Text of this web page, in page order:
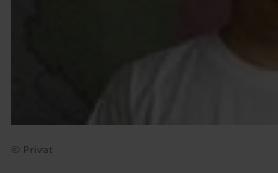
© Privat